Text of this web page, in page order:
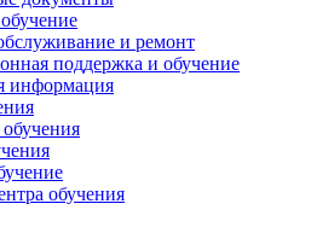
и ремонт
поддержка и обучение
информация
обучения